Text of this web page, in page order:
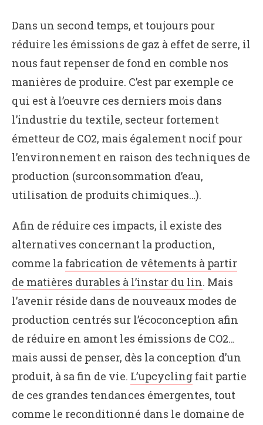
Dans un second temps, et toujours pour
réduire les émissions de gaz à effet de serre, il
nous faut repenser de fond en comble nos
manières de produire. C’est par exemple ce
qui est à l’oeuvre ces derniers mois dans
l’industrie du textile, secteur fortement
émetteur de CO2, mais également nocif pour
l’environnement en raison des techniques de
production (surconsommation d’eau,
utilisation de produits chimiques…).
Afin de réduire ces impacts, il existe des
alternatives concernant la production,
comme la fabrication de vêtements à partir
de matières durables à l’instar du lin. Mais
l’avenir réside dans de nouveaux modes de
production centrés sur l’écoconception afin
de réduire en amont les émissions de CO2…
mais aussi de penser, dès la conception d’un
produit, à sa fin de vie. L’upcycling fait partie
de ces grandes tendances émergentes, tout
comme le reconditionné dans le domaine de